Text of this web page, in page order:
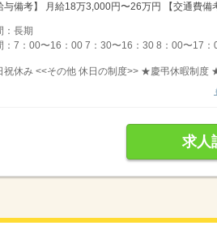
与備考】 月給18万3,000円〜26万円 【交通費備
：長期
：7：00〜16：00 7：30〜16：30 8：00〜17
祝休み <<その他 休日の制度>> ★慶弔休暇制度
求人